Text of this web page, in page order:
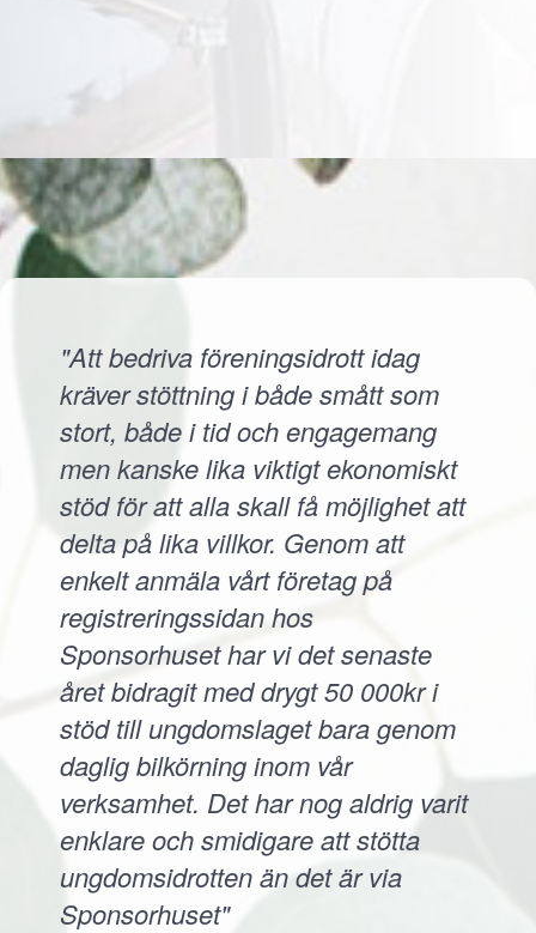
"Att bedriva föreningsidrott idag
kräver stöttning i både smått som
stort, både i tid och engagemang
men kanske lika viktigt ekonomiskt
stöd för att alla skall få möjlighet att
delta på lika villkor. Genom att
enkelt anmäla vårt företag på
registreringssidan hos
Sponsorhuset har vi det senaste
året bidragit med drygt 50 000kr i
stöd till ungdomslaget bara genom
daglig bilkörning inom vår
verksamhet. Det har nog aldrig varit
enklare och smidigare att stötta
ungdomsidrotten än det är via
Sponsorhuset"